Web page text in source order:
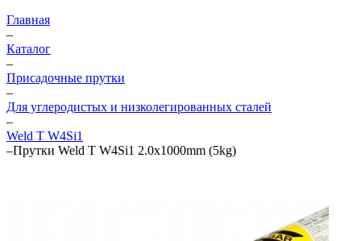
Главная
–
Каталог
–
Присадочные прутки
–
Для углеродистых и низколегированных сталей
–
Weld T W4Si1
–Прутки Weld T W4Si1 2.0x1000mm (5kg)